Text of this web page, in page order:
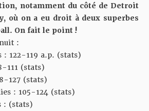
notamment du côté de Detroit
où on a eu droit à deux superbes
On fait le point !
:
: 122-119 a.p. (stats)
111 (stats)
127 (stats)
: 105-124 (stats)
: (stats)